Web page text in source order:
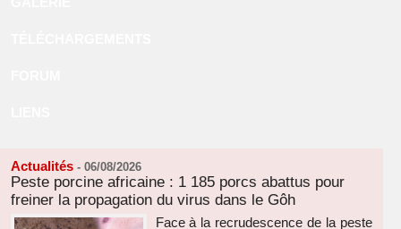
Actualités - 06/08/2026
Peste porcine africaine : 1 185 porcs abattus pour
freiner la propagation du virus dans le Gôh
Face à la recrudescence de la peste